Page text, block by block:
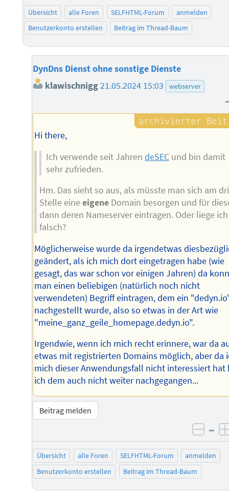
Übersicht alle Foren SELFHTML-Forum
anmelden
Benutzerkonto erstellen
Beitrag im Thread-Baum
DynDns Dienst ohne sonstige Dienste
klawischnigg21.05.2024 15:03 webserver
Hi there,
Ich verwende seit Jahren deSECund bin damit
sehr zufrieden.
Hm. Das sieht so aus, als müsste man sich am
Stelle eineeigeneDomain besorgen und für
dann deren Nameserver eintragen. Oder liege
falsch?
Möglicherweise wurde da irgendetwas
geändert, als ich mich dort eingetragen habe (wie
gesagt, das war schon vor einigen Jahren) da
man einen beliebigen (natürlich noch nicht
verwendeten) Begriff eintragen, dem ein
nachgestellt wurde, also so etwas in der Art wie
"meine_ganz_geile_homepage.dedyn.io".
Irgendwie, wenn ich mich recht erinnere, war da
etwas mit registrierten Domains möglich, aber da
mich dieser Anwendungsfall nicht interessiert hat
ich dem auch nicht weiter nachgegangen...
Beitrag melden
–
Übersicht alle Foren SELFHTML-Forum
anmelden
Benutzerkonto erstellen
Beitrag im Thread-Baum